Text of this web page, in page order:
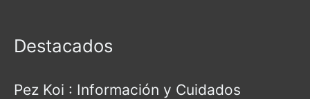
Destacados
Pez Koi : Información y Cuidados